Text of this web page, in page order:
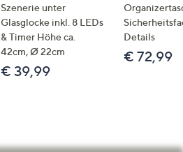
Szenerie unter
Glasglocke inkl. 8 LEDs
& Timer Höhe ca.
42cm, Ø 22cm
€ 39,99
Details
€ 72,99